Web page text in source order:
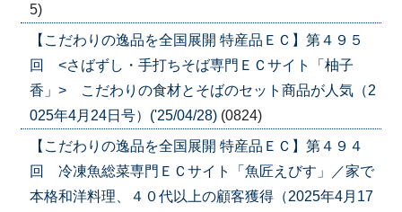
5)
【こだわりの逸品を全国展開 特産品ＥＣ】第４９５
回 <さばずし・手打ちそば専門ＥＣサイト「柚子
香」> こだわりの食材とそばのセット商品が人気（2
025年4月24日号）('25/04/28) (0824)
【こだわりの逸品を全国展開 特産品ＥＣ】第４９４
回 冷凍魚総菜専門ＥＣサイト「魚匠えびす」／家で
本格和洋料理、４０代以上の顧客獲得（2025年4月17